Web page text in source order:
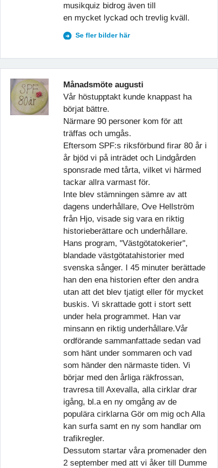
musikquiz bidrog även till
en mycket lyckad och trevlig kväll.
Se fler bilder här
Månadsmöte augusti
Vår höstupptakt kunde knappast ha
börjat bättre.
Närmare 90 personer kom för att
träffas och umgås.
Eftersom SPF:s riksförbund firar 80 år i
år bjöd vi på inträdet och Lindgården
sponsrade med tårta, vilket vi härmed
tackar allra varmast för.
Inte blev stämningen sämre av att
dagens underhållare, Ove Hellström
från Hjo, visade sig vara en riktig
historieberättare och underhållare.
Hans program, "Västgötatokerier",
blandade västgötatahistorier med
svenska sånger. I 45 minuter berättade
han den ena historien efter den andra
utan att det blev tjatigt eller för mycket
buskis. Vi skrattade gott i stort sett
under hela programmet. Han var
minsann en riktig underhållare.Vår
ordförande sammanfattade sedan vad
som hänt under sommaren och vad
som händer den närmaste tiden. Vi
börjar med den årliga räkfrossan,
travresa till Axevalla, alla cirklar drar
igång, bl.a en ny omgång av de
populära cirklarna Gör om mig och Alla
kan surfa samt en ny som handlar om
trafikregler.
Dessutom startar våra promenader den
2 september med att vi åker till Dumme